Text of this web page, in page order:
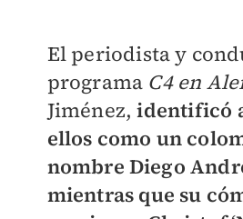
El periodista y
programa C4 en
Jiménez, identificó
ellos como un
nombre Diego
mientras que su